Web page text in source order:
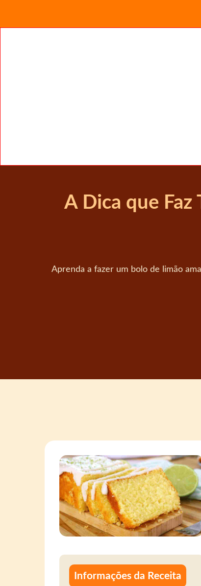
A Dica que
Aprenda a fazer um bolo de limão
Informações da Receita